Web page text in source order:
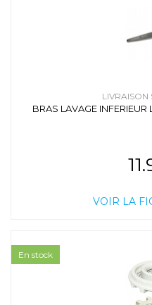
LIVRAISON
BRAS LAVAGE INFERIEUR
VOIR LA
En stock